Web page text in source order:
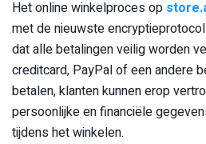
Het online winkelproces op
met de nieuwste
dat alle betalingen veilig worden
creditcard, PayPal of een andere
betalen, klanten kunnen erop
persoonlijke en financiële
tijdens het winkelen.